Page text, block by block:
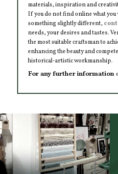
materials, inspiration and
If you do not find online what you
something slightly different,
needs, your desires and tastes.
the most suitable craftsman to
enhancing the beauty and
historical-artistic workmanship.
For any further information